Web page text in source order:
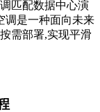
匹配数据中心演
调是一种面向未来
需部署,实现平滑